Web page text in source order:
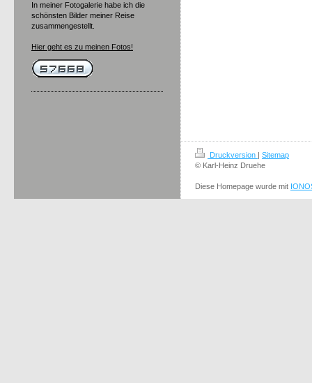
In meiner Fotogalerie habe ich die
schönsten Bilder meiner Reise
zusammengestellt.
Hier geht es zu meinen Fotos!
Druckversion
Sitemap
© Karl-Heinz Druehe
Diese Homepage wurde mit